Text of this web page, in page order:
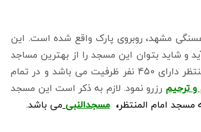
مشهد، روبروی پارک واقع شده است. این
شاید بتوان این مسجد را از بهترین مساجد
منطقه کوهسنگی مشهد دانست. مسجد امام المنتظر دارای 450 نفر ظرفیت می باشد و در تمام
و ترحیمرزرو نمود. لازم به ذکر است این مسجد
امام المنتظر، مسجدالنبی می باشد.